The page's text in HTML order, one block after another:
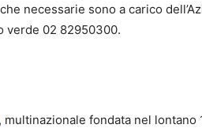
necessarie sono a carico
verde 02 82950300.
, multinazionale fondata nel lontano